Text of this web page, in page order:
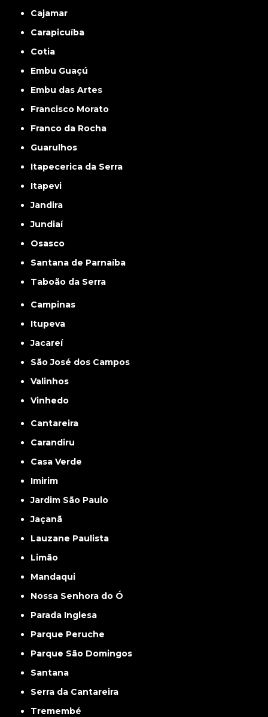
Cajamar
Carapicuíba
Cotia
Embu Guaçú
Embu das Artes
Francisco Morato
Franco da Rocha
Guarulhos
Itapecerica da Serra
Itapevi
Jandira
Jundiaí
Osasco
Santana de Parnaíba
Taboão da Serra
Campinas
Itupeva
Jacareí
São José dos Campos
Valinhos
Vinhedo
Cantareira
Carandiru
Casa Verde
Imirim
Jardim São Paulo
Jaçanã
Lauzane Paulista
Limão
Mandaqui
Nossa Senhora do Ó
Parada Inglesa
Parque Peruche
Parque São Domingos
Santana
Serra da Cantareira
Tremembé